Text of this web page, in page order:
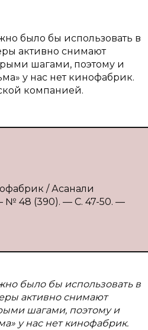
было бы использовать в
активно снимают
шагами, поэтому и
у нас нет кинофабрик.
компанией.
/ Асанали
№ 48 (390). — С. 47-50. —
было бы использовать в
активно снимают
шагами, поэтому и
у нас нет кинофабрик.